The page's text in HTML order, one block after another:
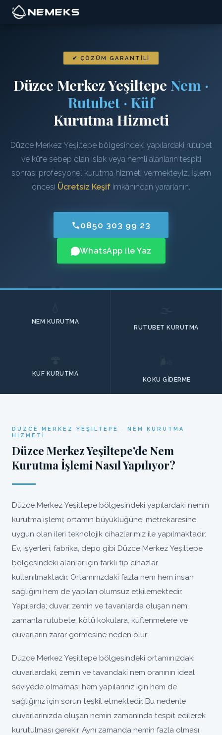
✔ ÇÖZÜM GARANTILI
Düzce Merkez Yeşiltepe Nem ·
Rutubet · Küf
Kurutma Hizmeti
Düzce Merkez Yeşiltepe bölgesindeki yapılardaki rutubet
ve küfe sebep olan ıslak veya nemli alanların tespiti
sonrası profesyonel kurutma hizmeti vermekteyiz. İşlem
öncesi Ücretsiz Keşif imkânından yararlanın.
0850 303 99 23
WhatsApp ile Yaz
NEM KURUTMA
RUTUBET KURUTMA
KÜF KURUTMA
KOKU GIDERME
DÜZCE MERKEZ YEŞILTEPE · NEM KURUTMA
HIZMETI
Düzce Merkez Yeşiltepe'de Nem
Kurutma İşlemi Nasıl Yapılıyor?
Düzce Merkez Yeşiltepe bölgesindeki yapılardaki nemin
kurutma işlemi; ortamın büyüklüğüne, metrekaresine
uygun olan ileri teknolojik cihazlarımız ile yapılmaktadır.
Ev, işyerleri, fabrika, depo gibi Düzce Merkez Yeşiltepe
bölgesindeki alanlar için farklı tip cihazlar
kullanılmaktadır. Ortamınızdaki fazla nem hem insan
sağlığını hem de yapıları olumsuz etkilemektedir.
Yapılarda; duvar, zemin ve tavanlarda oluşan nem;
zamanla rutubete, kötü kokulara, küflenmelere ve
duvarların zarar görmesine neden olur.
Düzce Merkez Yeşiltepe bölgesindeki ortamınızdaki
duvarlardaki, zemin ve tavandaki nem oranının ideal
seviyede olmaması hem yapılarınız için hem de
sağlığınız için sorun teşkil etmektedir. Bu nedenle
duvarlarınızda oluşan nemin zamanında tespit edilerek
kurutulması gerekir. Aynı zamanda nemin fazla olması,